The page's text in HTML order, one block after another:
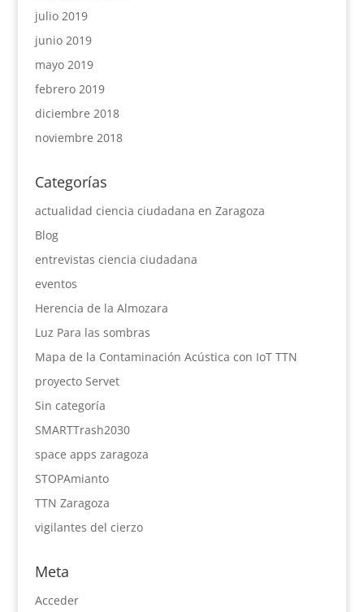
julio 2019
junio 2019
mayo 2019
febrero 2019
diciembre 2018
noviembre 2018
Categorías
actualidad ciencia ciudadana en Zaragoza
Blog
entrevistas ciencia ciudadana
eventos
Herencia de la Almozara
Luz Para las sombras
Mapa de la Contaminación Acústica con IoT TTN
proyecto Servet
Sin categoría
SMARTTrash2030
space apps zaragoza
STOPAmianto
TTN Zaragoza
vigilantes del cierzo
Meta
Acceder